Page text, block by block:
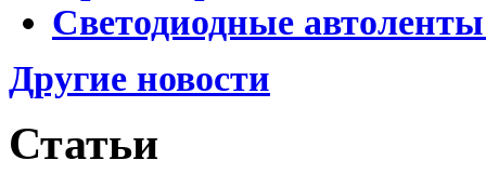
Светодиодные
Другие новости
Статьи